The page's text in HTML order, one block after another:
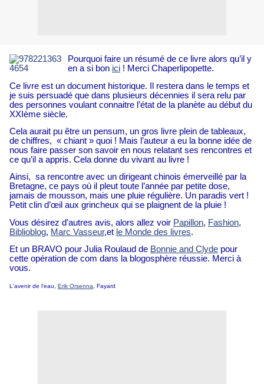
Pourquoi faire un résumé de ce livre alors qu’il y
en a si bon ici ! Merci Chaperlipopette.
Ce livre est un document historique. Il restera dans le temps et
je suis persuadé que dans plusieurs décennies il sera relu par
des personnes voulant connaitre l’état de la planète au début du
XXIème siècle.
Cela aurait pu être un pensum, un gros livre plein de tableaux,
de chiffres, « chiant » quoi ! Mais l’auteur a eu la bonne idée de
nous faire passer son savoir en nous relatant ses rencontres et
ce qu’il a appris. Cela donne du vivant au livre !
Ainsi, sa rencontre avec un dirigeant chinois émerveillé par la
Bretagne, ce pays où il pleut toute l’année par petite dose,
jamais de mousson, mais une pluie régulière. Un paradis vert !
Petit clin d’œil aux grincheux qui se plaignent de la pluie !
Vous désirez d’autres avis, alors allez voir Papillon, Fashion,
Biblioblog, Marc Vasseur,et le Monde des livres.
Et un BRAVO pour Julia Roulaud de Bonnie and Clyde pour
cette opération de com dans la blogosphère réussie. Merci à
vous.
L'avenir de l'eau, Erik Orsenna , Fayard